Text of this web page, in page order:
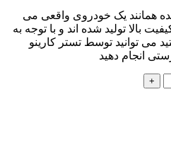
همانند یک خودروی واقعی می
بالا تولید شده اند و با توجه به
می توانید توسط تستر کارینو
انجام دهید